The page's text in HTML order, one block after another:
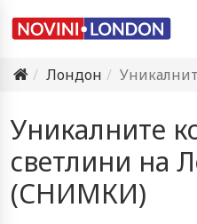
Лондон
Уникалните
Уникалните
светлини на
(СНИМКИ)